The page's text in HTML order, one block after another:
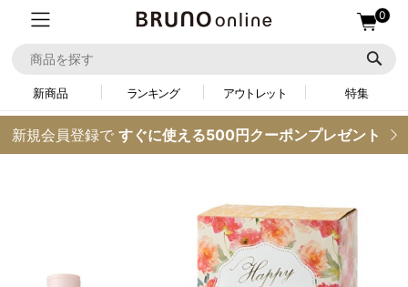
0
新商品 ランキング アウトレット 特集
新規会員登録で すぐに使える500円クーポンプレゼント